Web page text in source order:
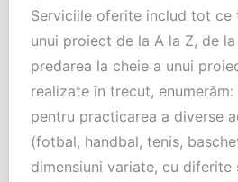
Serviciile oferite includ tot ce
unui proiect de la A la Z, de
predarea la cheie a unui
realizate în trecut,
pentru practicarea a diverse
(fotbal, handbal, tenis,
dimensiuni variate, cu diferite